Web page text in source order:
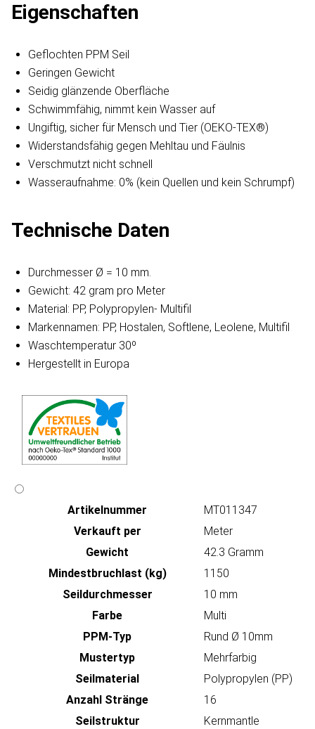
Eigenschaften
Geflochten PPM Seil
Geringen Gewicht
Seidig glänzende Oberfläche
Schwimmfähig, nimmt kein Wasser auf
Ungiftig, sicher für Mensch und Tier (OEKO-TEX®)
Widerstandsfähig gegen Mehltau und Fäulnis
Verschmutzt nicht schnell
Wasseraufnahme: 0% (kein Quellen und kein Schrumpf)
Technische Daten
Durchmesser Ø = 10 mm.
Gewicht: 42 gram pro Meter
Material: PP, Polypropylen- Multifil
Markennamen: PP, Hostalen, Softlene, Leolene, Multifil
Waschtemperatur 30º
Hergestellt in Europa
Artikeln‌ummer
MT011347
Verkauft per
Meter
Gewicht
42.3 Gramm
Mindestbruchlast (kg)
1150
Seildurchmesser
10 mm
Farbe
Multi
PPM-Typ
Rund Ø 10mm
Mustertyp
Mehrfarbig
Seilmaterial
Polypropylen (PP)
Anzahl Stränge
16
Seilstruktur
Kernmantle